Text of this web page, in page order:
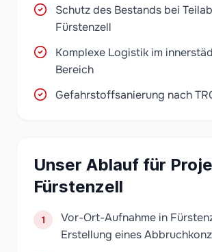
Schutz des Bestands bei
Fürstenzell
Komplexe Logistik im
Bereich
Gefahrstoffsanierung nach
Unser Ablauf für
Fürstenzell
1
Vor-Ort-Aufnahme in
Erstellung eines